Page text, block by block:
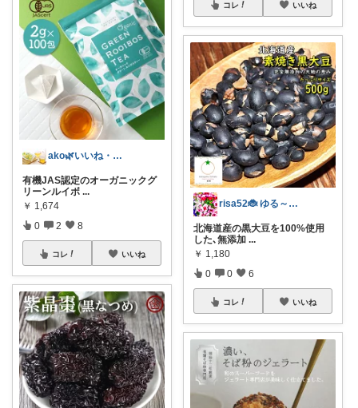
ako🌿いいね・フォローありがとう🙏
有機JAS認定のオーガニックグ
リーンルイボ ...
￥ 1,674
0 2 8
コレ いいね
コレ いいね
risa52🐞 ゆる～く無添加🌱
北海道産の黒大豆を100%使用
した､無添加 ...
￥ 1,180
0 0 6
コレ いいね